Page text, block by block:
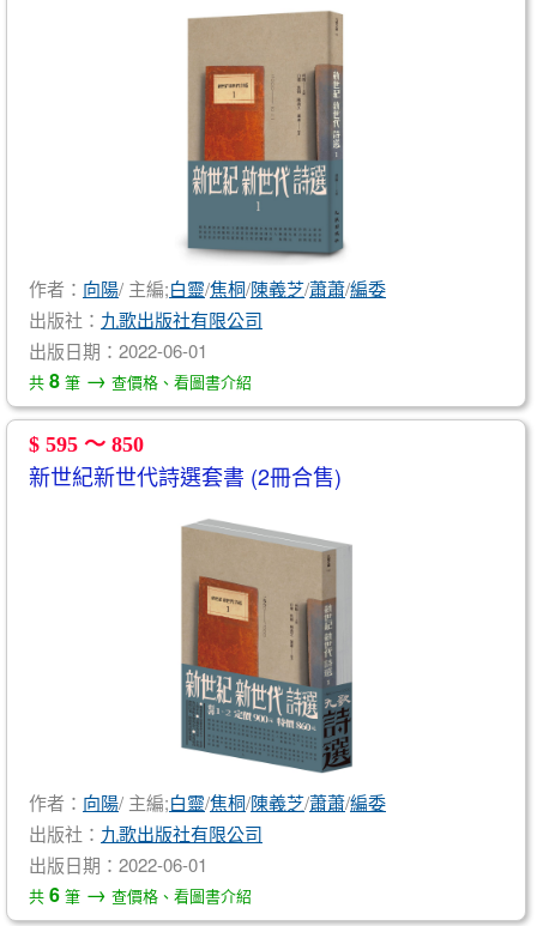
作者： 向陽/ 主編;白靈/焦桐/陳義芝/蕭蕭/編委
出版社： 九歌出版社有限公司
出版日期：2022-06-01
共 8 筆 → 查價格、看圖書介紹
$ 595 ～ 850
新世紀新世代詩選套書 (2冊合售)
作者： 向陽/ 主編;白靈/焦桐/陳義芝/蕭蕭/編委
出版社： 九歌出版社有限公司
出版日期：2022-06-01
共 6 筆 → 查價格、看圖書介紹